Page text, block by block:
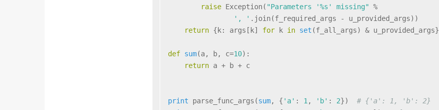
raise Exception( "Parameters '%s' missing"
%
', ' .join(f_required_args - u_provided_args))
return {k: args[k] for k in set (f_all_args) & u_provided_args}
def sum(a, b, c=10):
return a + b + c
print parse_func_args(sum, { 'a' : 1, 'b' : 2}) # {'a': 1, 'b': 2}